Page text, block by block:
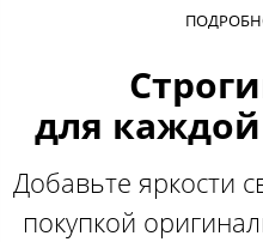
для
Добавьте яркости
покупкой